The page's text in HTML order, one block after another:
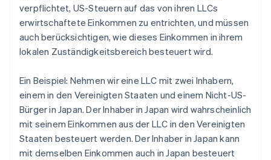
verpflichtet, US-Steuern auf das von ihren LLCs
erwirtschaftete Einkommen zu entrichten, und müssen
auch berücksichtigen, wie dieses Einkommen in ihrem
lokalen Zuständigkeitsbereich besteuert wird.
Ein Beispiel: Nehmen wir eine LLC mit zwei Inhabern,
einem in den Vereinigten Staaten und einem Nicht-US-
Bürger in Japan. Der Inhaber in Japan wird wahrscheinlich
mit seinem Einkommen aus der LLC in den Vereinigten
Staaten besteuert werden. Der Inhaber in Japan kann
mit demselben Einkommen auch in Japan besteuert